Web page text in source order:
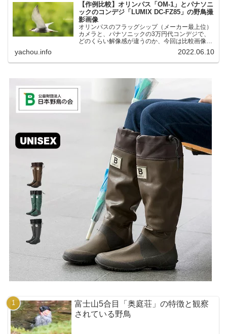
【作例比較】オリンパス「OM-1」とパナソニ
ックのコンデジ「LUMIX DC-FZ85」の野鳥撮
影画像
オリンパスのフラッグシップ（メーカー最上位）
カメラと、パナソニックの3万円代コンデジで、
どのくらい解像感が違うのか、今回は比較画像を
紹介します。私はコンデジを愛用しているのです
が、相棒がオリンパス「OM-1」を使い始めたと
ころ、同じ被写体で...
yachou.info 2022.06.10
富士山5合目「奥庭荘」の特徴と観察
されている野鳥